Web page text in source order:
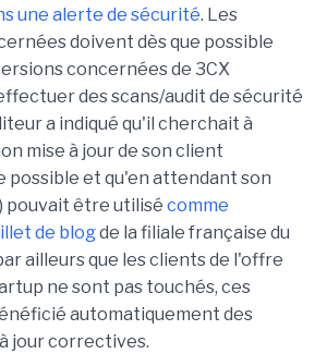
une alerte de sécurité. Les
doivent dès que possible
concernées de 3CX
des scans/audit de sécurité
a indiqué qu'il cherchait à
mise à jour de son client
possible et qu'en attendant son
pouvait être utilisé comme
de blogde la filiale française du
ailleurs que les clients de l'offre
ne sont pas touchés, ces
automatiquement des
jour correctives.